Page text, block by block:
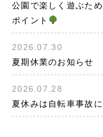
公園で楽しく遊ぶた
ポイント
2026.07.30
夏期休業のお知らせ
2026.07.28
夏休みは自転車事故